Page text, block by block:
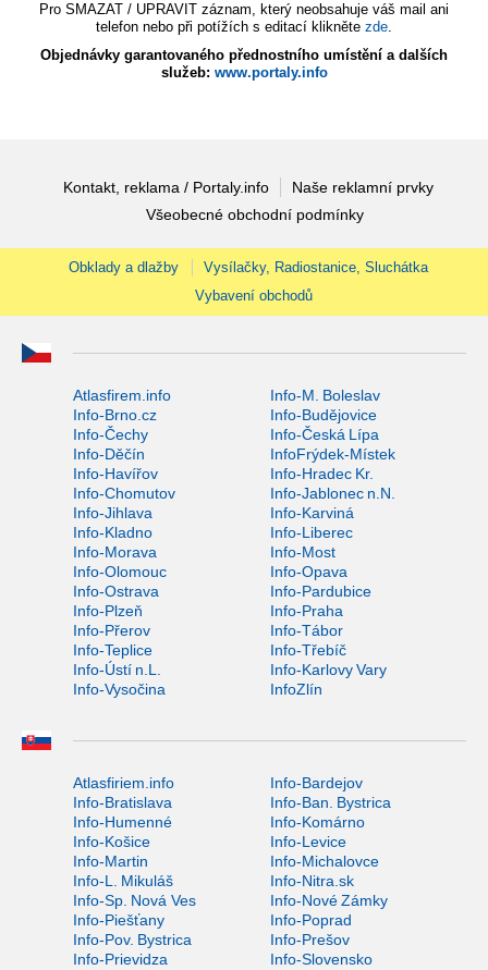
Pro SMAZAT / UPRAVIT záznam, který neobsahuje váš mail ani
telefon nebo při potížích s editací klikněte zde.
Objednávky garantovaného přednostního umístění a dalších
služeb: www.portaly.info
Kontakt, reklama / Portaly.info
Naše reklamní prvky
Všeobecné obchodní podmínky
Obklady a dlažby
Vysílačky, Radiostanice, Sluchátka
Vybavení obchodů
Atlasfirem.info
Info-M. Boleslav
Info-Brno.cz
Info-Budějovice
Info-Čechy
Info-Česká Lípa
Info-Děčín
InfoFrýdek-Místek
Info-Havířov
Info-Hradec Kr.
Info-Chomutov
Info-Jablonec n.N.
Info-Jihlava
Info-Karviná
Info-Kladno
Info-Liberec
Info-Morava
Info-Most
Info-Olomouc
Info-Opava
Info-Ostrava
Info-Pardubice
Info-Plzeň
Info-Praha
Info-Přerov
Info-Tábor
Info-Teplice
Info-Třebíč
Info-Ústí n.L.
Info-Karlovy Vary
Info-Vysočina
InfoZlín
Atlasfiriem.info
Info-Bardejov
Info-Bratislava
Info-Ban. Bystrica
Info-Humenné
Info-Komárno
Info-Košice
Info-Levice
Info-Martin
Info-Michalovce
Info-L. Mikuláš
Info-Nitra.sk
Info-Sp. Nová Ves
Info-Nové Zámky
Info-Piešťany
Info-Poprad
Info-Pov. Bystrica
Info-Prešov
Info-Prievidza
Info-Slovensko